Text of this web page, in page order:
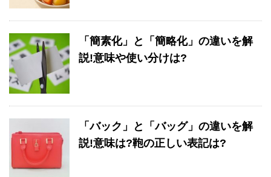
「簡素化」と「簡略化」の違いを解
説!意味や使い分けは?
「バック」と「バッグ」の違いを解
説!意味は?鞄の正しい表記は?